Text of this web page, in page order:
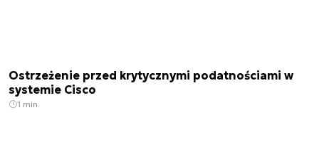
Ostrzeżenie przed krytycznymi podatnościami w
systemie Cisco
1 min.